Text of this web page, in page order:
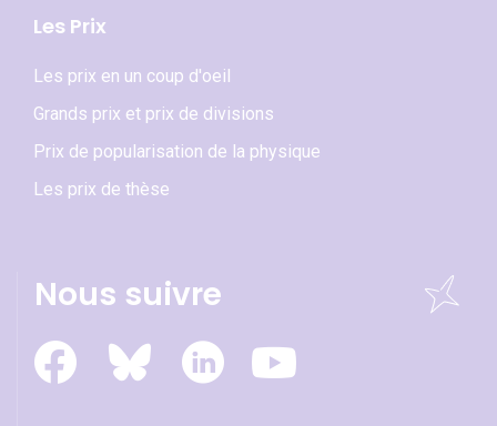
Les Prix
Les prix en un coup d'oeil
Grands prix et prix de divisions
Prix de popularisation de la physique
Les prix de thèse
Nous suivre